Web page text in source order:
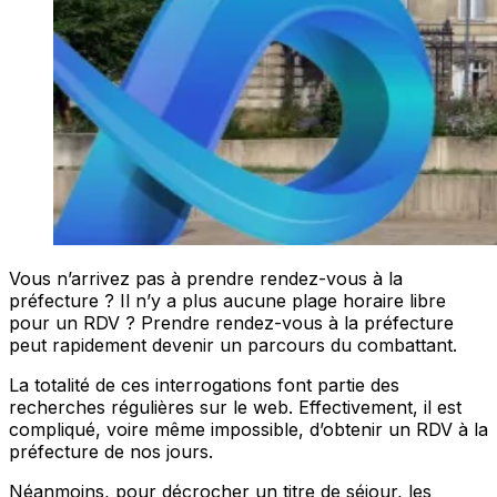
Vous n’arrivez pas à prendre rendez-vous à la
préfecture ? Il n’y a plus aucune plage horaire libre
pour un RDV ? Prendre rendez-vous à la préfecture
peut rapidement devenir un parcours du combattant.
La totalité de ces interrogations font partie des
recherches régulières sur le web. Effectivement, il est
compliqué, voire même impossible, d’obtenir un RDV à la
préfecture de nos jours.
Néanmoins, pour décrocher un titre de séjour, les